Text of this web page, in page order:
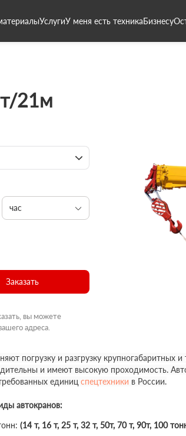
УслугиУ меня есть техникаБизнесу
21м
час
Заказать
вы можете
адреса.
погрузку и разгрузку крупногабаритных
и имеют высокую проходимость.
единиц спецтехники в России.
автокранов:
(14 т, 16 т, 25 т, 32 т, 50т, 70 т, 90т, 100